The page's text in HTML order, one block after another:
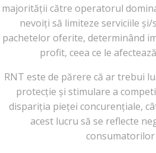
majorității către operatorul
nevoiți să limiteze serviciile și/
pachetelor oferite, determinând
profit, ceea ce le
RNT este de părere că ar trebui
protecție și stimulare a
dispariția pieței concurențiale,
acest lucru să se reflecte
consumatorilor